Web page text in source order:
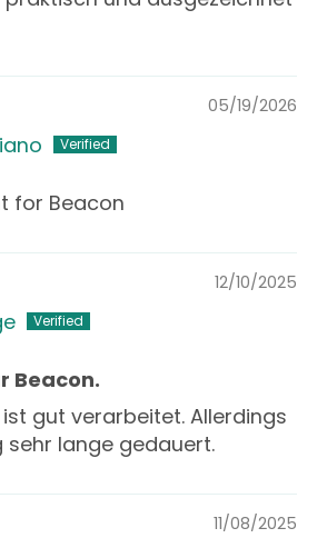
05/19/2026
for Beacon
12/10/2025
Beacon.
ist gut verarbeitet. Allerdings
sehr lange gedauert.
11/08/2025